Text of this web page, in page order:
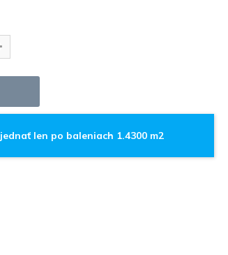
len po baleniach 1.4300 m2